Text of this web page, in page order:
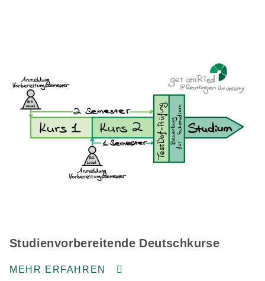
Studienvorbereitende Deutschkurse
MEHR ERFAHREN